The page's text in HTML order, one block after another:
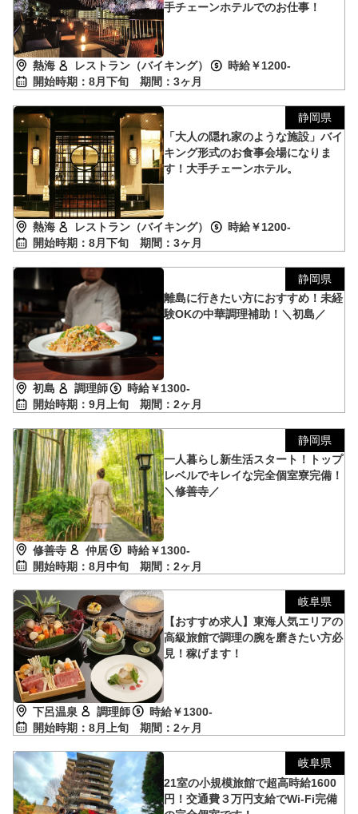
手チェーンホテルでのお仕事！
熱海 レストラン（バイキング）
時給￥1200-
開始時期：8月下旬 期間：3ヶ月
静岡県
「大人の隠れ家のような施設」バイ
キング形式のお食事会場になりま
す！大手チェーンホテル。
熱海 レストラン（バイキング）
時給￥1200-
開始時期：8月下旬 期間：3ヶ月
静岡県
離島に行きたい方におすすめ！未経
験OKの中華調理補助！＼初島／
初島 調理師
時給￥1300-
開始時期：9月上旬 期間：2ヶ月
静岡県
一人暮らし新生活スタート！トップ
レベルでキレイな完全個室寮完備！
＼修善寺／
修善寺 仲居
時給￥1300-
開始時期：8月中旬 期間：2ヶ月
岐阜県
【おすすめ求人】東海人気エリアの
高級旅館で調理の腕を磨きたい方必
見！稼げます！
下呂温泉 調理師
時給￥1300-
開始時期：8月上旬 期間：2ヶ月
岐阜県
21室の小規模旅館で超高時給1600
円！交通費３万円支給でWi-Fi完備